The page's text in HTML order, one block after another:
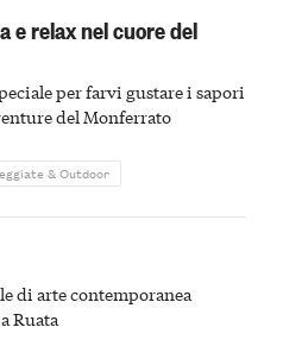
e relax nel cuore del
per farvi gustare i sapori
del Monferrato
& Outdoor
di arte contemporanea
Ruata